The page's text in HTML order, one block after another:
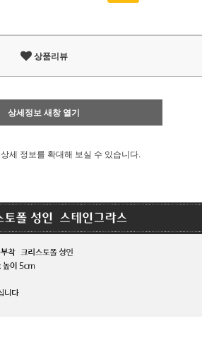
상품리뷰
상세정보 새창 열기
상세 정보를 확대해 보실 수 있습니다.